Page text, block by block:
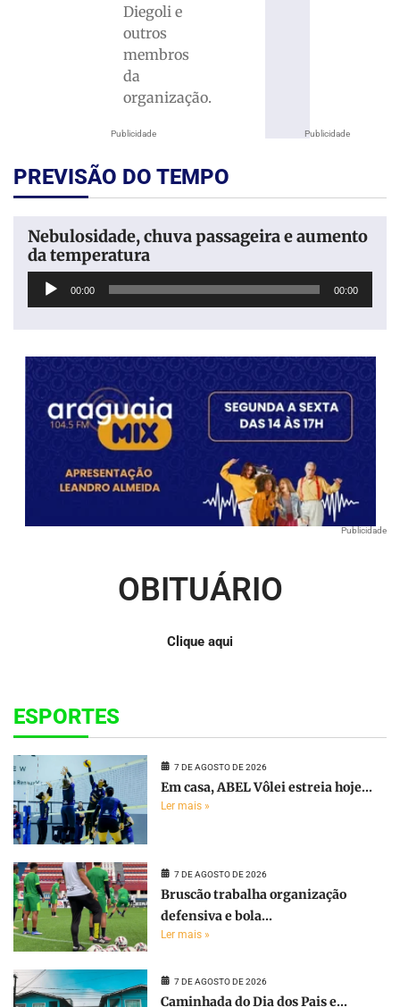
Publicidade
Diegoli e
outros
membros
da
organização.
Publicidade
PREVISÃO DO TEMPO
Nebulosidade, chuva passageira e aumento
da temperatura
Tocador
00:00 00:00
Publicidade
OBITUÁRIO
Clique aqui
ESPORTES
7 DE AGOSTO DE 2026
Em casa, ABEL Vôlei estreia hoje...
Ler mais »
7 DE AGOSTO DE 2026
Bruscão trabalha organização
defensiva e bola...
Ler mais »
7 DE AGOSTO DE 2026
Caminhada do Dia dos Pais e...